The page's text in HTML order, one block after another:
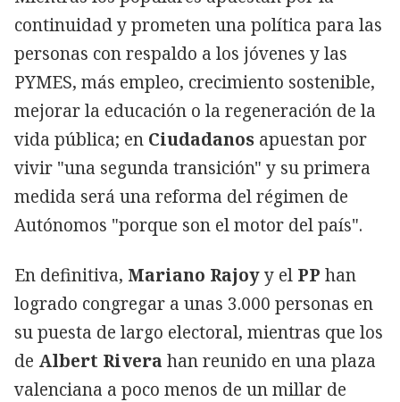
continuidad y prometen una política para las
personas con respaldo a los jóvenes y las
PYMES, más empleo, crecimiento sostenible,
mejorar la educación o la regeneración de la
vida pública; en Ciudadanos apuestan por
vivir "una segunda transición" y su primera
medida será una reforma del régimen de
Autónomos "porque son el motor del país".
En definitiva, Mariano Rajoyy el PP han
logrado congregar a unas 3.000 personas en
su puesta de largo electoral, mientras que los
de Albert Rivera han reunido en una plaza
valenciana a poco menos de un millar de